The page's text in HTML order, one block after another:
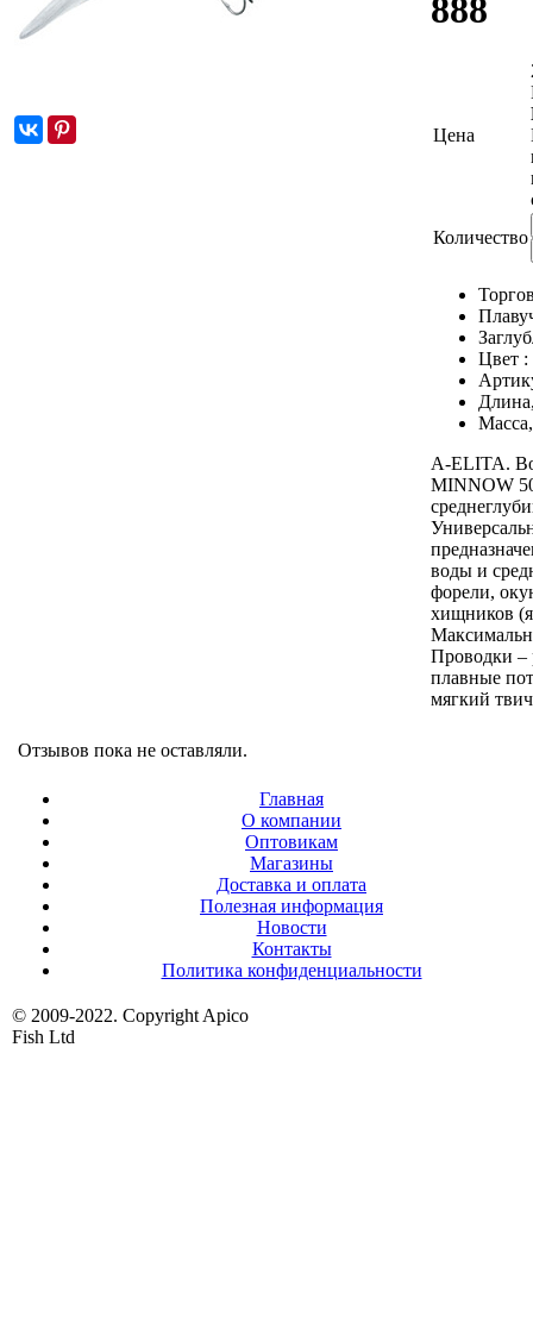
888
Цена
Количество
Цвет :
A-ELITA.
MINNOW
воды и
форели,
хищников
Проводки –
плавные
мягкий
Отзывов пока не оставляли.
Главная
О компании
Оптовикам
Магазины
Доставка и оплата
Полезная информация
Новости
Контакты
Политика конфиденциальности
© 2009-2022. Copyright Apico
Fish Ltd